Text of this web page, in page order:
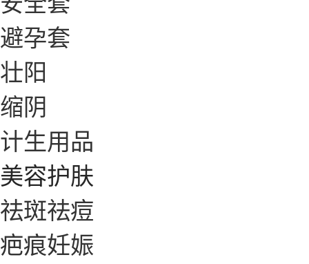
避孕套
壮阳
缩阴
计生用品
美容护肤
祛斑祛痘
疤痕妊娠